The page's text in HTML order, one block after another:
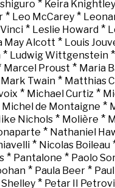
* Keira Knightley
* Leo McCarey*
* Leslie Howard *
May Alcott * Louis
* Ludwig Wittgenstein *
Marcel Proust * Maria
Mark Twain* Matthias
* Michael Curtiz *
Michel de Montaigne *
Nichols * Molière *
* Nathaniel
* Nicolas Boileau
* Pantalone * Paolo
* Paula Beer *
Shelley * Petar II